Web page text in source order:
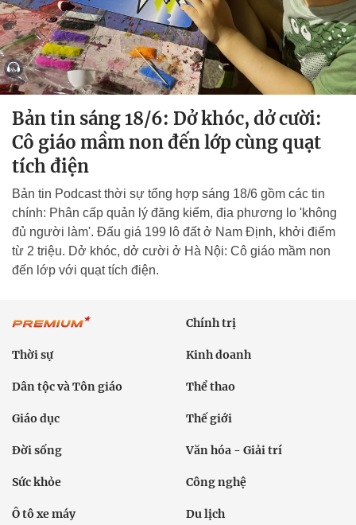
Bản tin sáng 18/6: Dở khóc, dở cười:
Cô giáo mầm non đến lớp cùng quạt
tích điện
Bản tin Podcast thời sự tổng hợp sáng 18/6 gồm các tin
chính: Phân cấp quản lý đăng kiểm, địa phương lo 'không
đủ người làm'. Đấu giá 199 lô đất ở Nam Định, khởi điểm
từ 2 triệu. Dở khóc, dở cười ở Hà Nội: Cô giáo mầm non
đến lớp với quạt tích điện.
Chính trị
Thời sự Kinh doanh
Dân tộc và Tôn giáo Thể thao
Giáo dục Thế giới
Đời sống Văn hóa - Giải trí
Sức khỏe Công nghệ
Ô tô xe máy Du lịch